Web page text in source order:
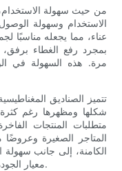
من حيث سهولة الاستخدام،
الاستخدام وسهولة
عناء، مما يجعله مناسبًا
بمجرد رفع الغطاء
مرة. هذه السهولة في
تتميز الصناديق
شكلها ومظهرها رغم كثرة
متطلبات المنتجات
المتاجر الصغيرة
الكامنة، إلى جانب سهولة
معيار الجودة والعناية في حلول تغليف العلامات التجارية.